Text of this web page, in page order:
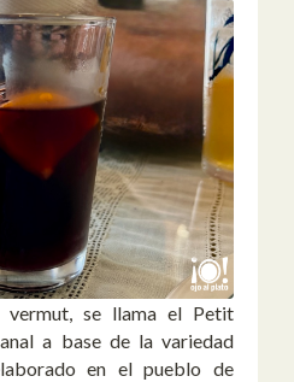
se llama el Petit
a base de la variedad
en el pueblo de